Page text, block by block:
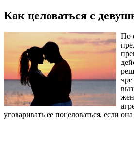
Как целоваться с
По
уговаривать ее поцеловаться, если